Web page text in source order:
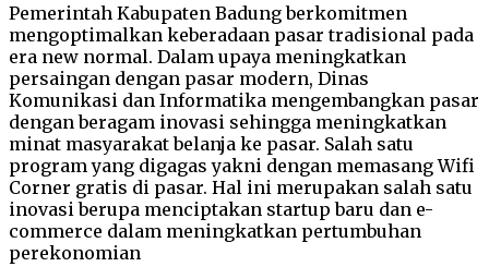
Pemerintah Kabupaten Badung berkomitmen
mengoptimalkan keberadaan pasar tradisional pada
era new normal. Dalam upaya meningkatkan
persaingan dengan pasar modern, Dinas
Komunikasi dan Informatika mengembangkan pasar
dengan beragam inovasi sehingga meningkatkan
minat masyarakat belanja ke pasar. Salah satu
program yang digagas yakni dengan memasang Wifi
Corner gratis di pasar. Hal ini merupakan salah satu
inovasi berupa menciptakan startup baru dan e-
commerce dalam meningkatkan pertumbuhan
perekonomian